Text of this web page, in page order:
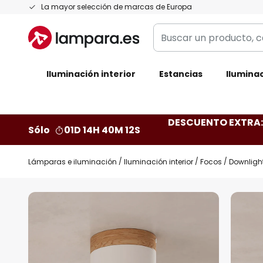
La mayor selección de marcas de Europa
Ir
contenido
Buscar
un
categoría,
Iluminación interior Estancias
Sólo 01D 14H 40M 11S
DESCUENTO
Lámparas e iluminación Iluminación interior Focos
Saltar